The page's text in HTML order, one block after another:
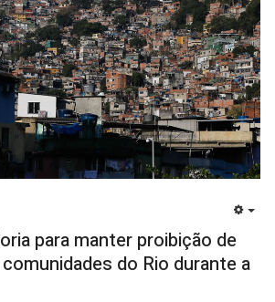
para manter proibição de
do Rio durante a